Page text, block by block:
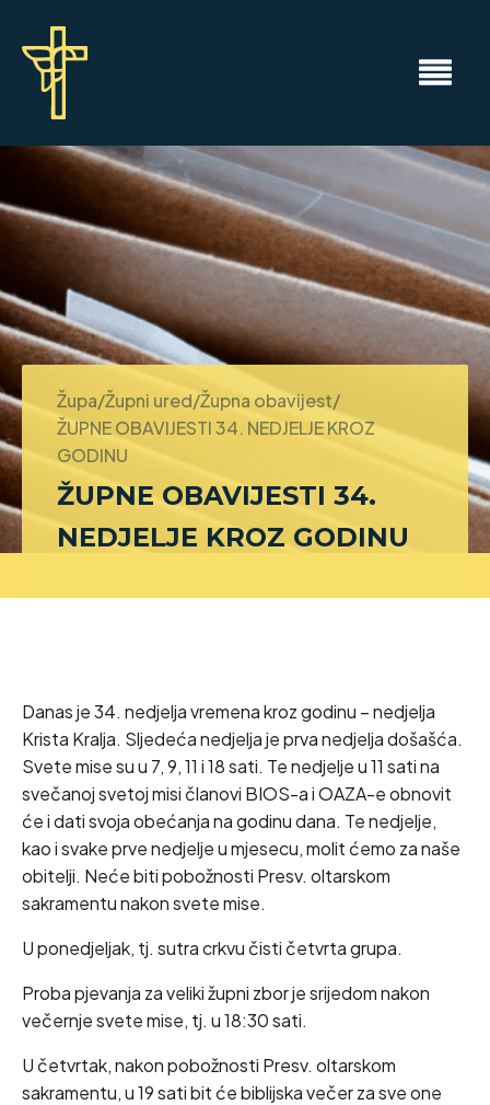
Župa/Župni ured/Župna obavijest/
ŽUPNE OBAVIJESTI 34. NEDJELJE KROZ
GODINU
ŽUPNE OBAVIJESTI 34.
NEDJELJE KROZ GODINU
Danas je 34. nedjelja vremena kroz godinu – nedjelja
Krista Kralja. Sljedeća nedjelja je prva nedjelja došašća.
Svete mise su u 7, 9, 11 i 18 sati. Te nedjelje u 11 sati na
svečanoj svetoj misi članovi BIOS-a i OAZA-e obnovit
će i dati svoja obećanja na godinu dana. Te nedjelje,
kao i svake prve nedjelje u mjesecu, molit ćemo za naše
obitelji. Neće biti pobožnosti Presv. oltarskom
sakramentu nakon svete mise.
U ponedjeljak, tj. sutra crkvu čisti četvrta grupa.
Proba pjevanja za veliki župni zbor je srijedom nakon
večernje svete mise, tj. u 18:30 sati.
U četvrtak, nakon pobožnosti Presv. oltarskom
sakramentu, u 19 sati bit će biblijska večer za sve one